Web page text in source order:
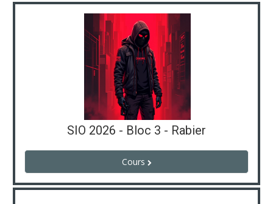
SIO 2026 - Bloc 3 - Rabier
Cours